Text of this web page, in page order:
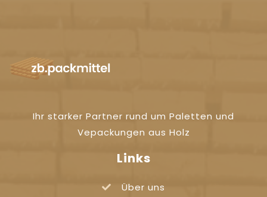
Ihr starker Partner rund um Paletten und
Vepackungen aus Holz
Links
Über uns